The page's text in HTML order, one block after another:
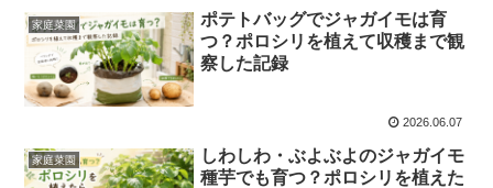
家庭菜園
ポテトバッグでジャガイモは育
つ？ポロシリを植えて収穫まで観
察した記録
2026.06.07
家庭菜園
しわしわ・ぶよぶよのジャガイモ
種芋でも育つ？ポロシリを植えた